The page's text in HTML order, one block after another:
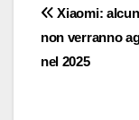
articoli
Xiaomi:
non verranno
nel 2025